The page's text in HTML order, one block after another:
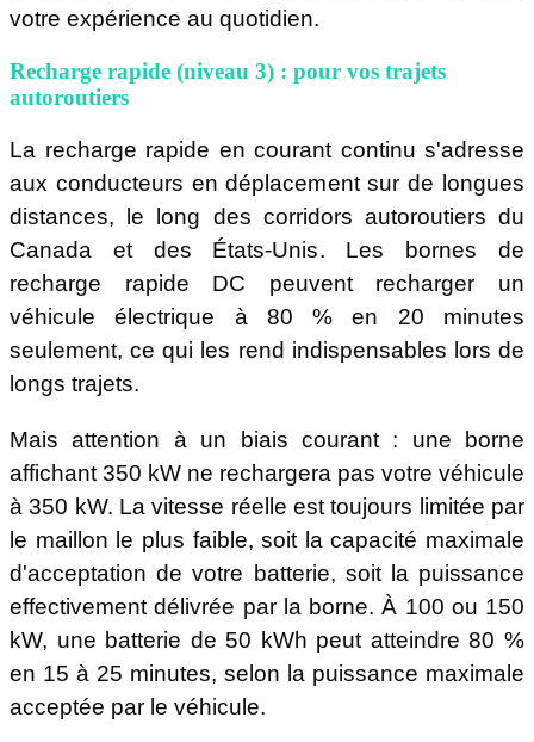
votre expérience au quotidien.
Recharge rapide (niveau 3) : pour vos trajets
autoroutiers
La recharge rapide en courant continu s'adresse
aux conducteurs en déplacement sur de longues
distances, le long des corridors autoroutiers du
Canada et des États-Unis. Les bornes de
recharge rapide DC peuvent recharger un
véhicule électrique à 80 % en 20 minutes
seulement, ce qui les rend indispensables lors de
longs trajets.
Mais attention à un biais courant : une borne
affichant 350 kW ne rechargera pas votre véhicule
à 350 kW. La vitesse réelle est toujours limitée par
le maillon le plus faible, soit la capacité maximale
d'acceptation de votre batterie, soit la puissance
effectivement délivrée par la borne. À 100 ou 150
kW, une batterie de 50 kWh peut atteindre 80 %
en 15 à 25 minutes, selon la puissance maximale
acceptée par le véhicule.